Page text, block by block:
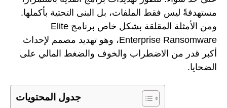
مستهدفةً ليس فقط الملفات، بل البنى التحتية بأكملها.
ومن الأمثلة المقلقة بشكل خاص برنامج Elite
Enterprise Ransomware، وهو تهديد مصمم لإحداث
أكبر قدر من الاضطراب والخوف والضغط المالي على
الضحايا.
جدول المحتويات